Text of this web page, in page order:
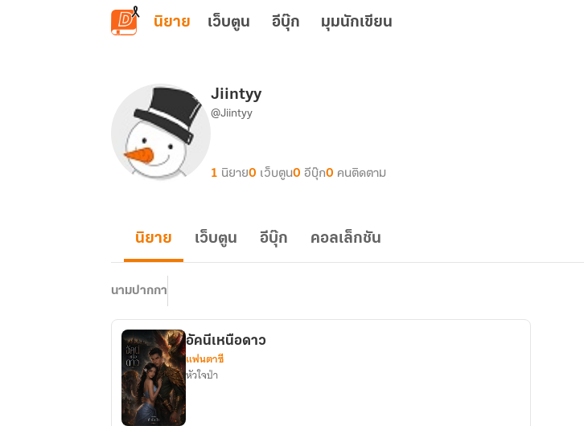
ข้ามไปยังเนื้อหาหลัก
นิยาย เว็บตูน อีบุ๊ก มุมนักเขียน
Jiintyy
@Jiintyy
1 นิยาย0 เว็บตูน0 อีบุ๊ก0 คนติดตาม
นิยาย เว็บตูน อีบุ๊ก คอลเล็กชัน
นามปากกา
อัคนีเหนือดาว
แฟนตาซี
หัวใจป่า